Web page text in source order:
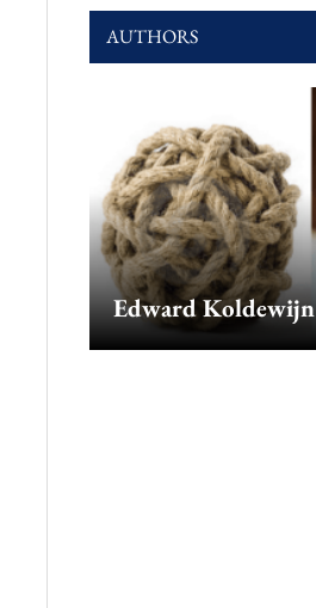
AUTHORS
Edward Koldewijn